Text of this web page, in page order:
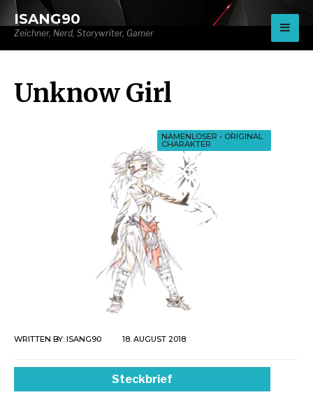
ISANG90
Zeichner, Nerd, Storywriter, Gamer
Unknow Girl
NAMENLOSER • ORIGINAL
CHARAKTER
WRITTEN BY: ISANG90 18. AUGUST 2018
Steckbrief
for: